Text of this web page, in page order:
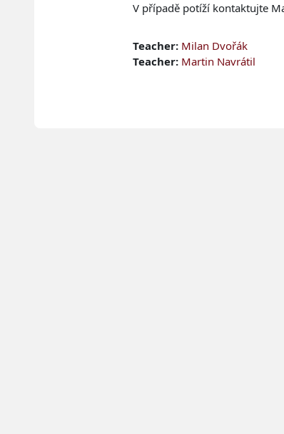
V případě potíží kontaktujte
Teacher: Milan Dvořák
Teacher: Martin Navrátil